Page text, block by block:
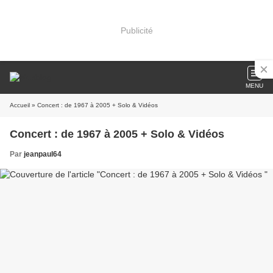
Publicité
MENU
Accueil » Concert : de 1967 à 2005 + Solo & Vidéos
Concert : de 1967 à 2005 + Solo & Vidéos
Par jeanpaul64